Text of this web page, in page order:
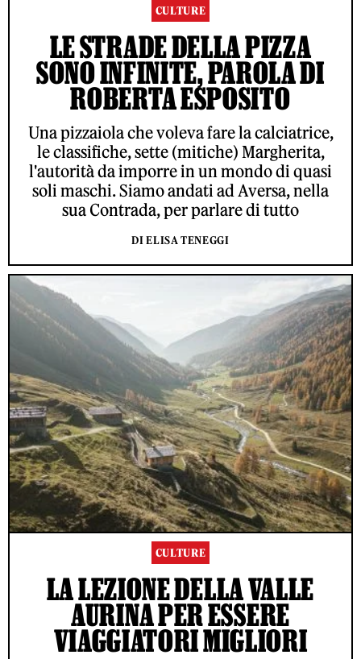
CULTURE
LE STRADE DELLA PIZZA
SONO INFINITE, PAROLA DI
ROBERTA ESPOSITO
Una pizzaiola che voleva fare la calciatrice,
le classifiche, sette (mitiche) Margherita,
l'autorità da imporre in un mondo di quasi
soli maschi. Siamo andati ad Aversa, nella
sua Contrada, per parlare di tutto
DI ELISA TENEGGI
CULTURE
LA LEZIONE DELLA VALLE
AURINA PER ESSERE
VIAGGIATORI MIGLIORI